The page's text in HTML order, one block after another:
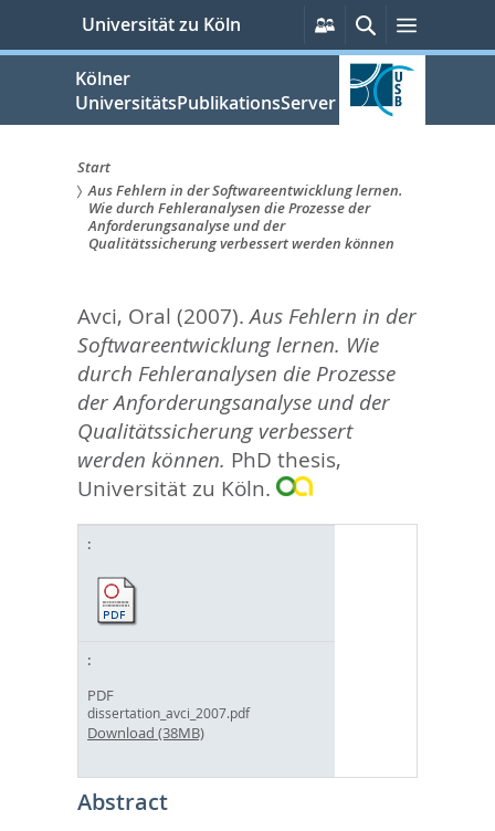
springen
Universität zu Köln
Persönliche
Services
Suche
Kölner
UniversitätsPublikationsServer
Sie
sind
Start
Aus Fehlern in der Softwareentwicklung lernen.
Wie durch Fehleranalysen die Prozesse der
Anforderungsanalyse und der
Qualitätssicherung verbessert werden können
Avci, Oral (2007).Aus Fehlern in der
Softwareentwicklung lernen. Wie
durch Fehleranalysen die Prozesse
der Anforderungsanalyse und der
Qualitätssicherung verbessert
werden können. PhD thesis,
Universität zu Köln.
PDF
dissertation_avci_2007.pdf
Download (38MB)
Abstract